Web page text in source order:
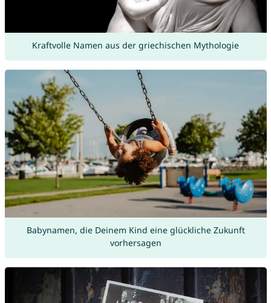
Kraftvolle Namen aus der griechischen Mythologie
Babynamen, die Deinem Kind eine glückliche Zukunft
vorhersagen